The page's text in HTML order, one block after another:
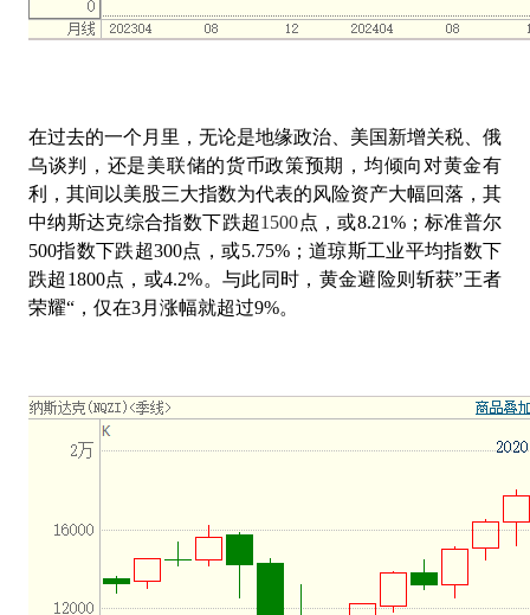
在过去的一个月里，无论是地缘政治、美国新增关税、俄
乌谈判，还是美联储的货币政策预期，均倾向对黄金有
利，其间以美股三大指数为代表的风险资产大幅回落，其
中纳斯达克综合指数下跌超1500点，或8.21%；标准普尔
500指数下跌超300点，或5.75%；道琼斯工业平均指数下
跌超 1800点，或4.2%。与此同时， 黄金避险则斩获”王者
荣耀“ ，仅在3月涨幅就超过9%。